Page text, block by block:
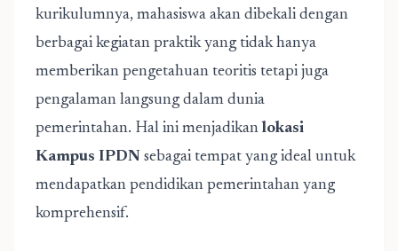
kurikulumnya, mahasiswa akan dibekali dengan
berbagai kegiatan praktik yang tidak hanya
memberikan pengetahuan teoritis tetapi juga
pengalaman langsung dalam dunia
pemerintahan. Hal ini menjadikan lokasi
Kampus IPDN sebagai tempat yang ideal untuk
mendapatkan pendidikan pemerintahan yang
komprehensif.